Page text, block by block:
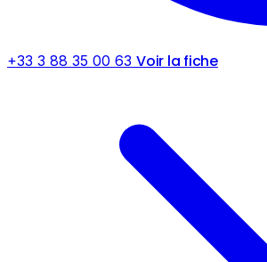
+33 3 88 35 00 63 Voir la fiche